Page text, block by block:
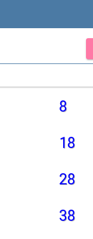
8
18
28
38